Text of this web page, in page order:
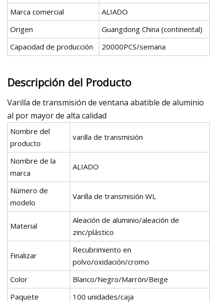
Marca comercial
ALIADO
Origen
Guangdong China (continental)
Capacidad de producción
20000PCS/semana
Descripción del Producto
Varilla de transmisión de ventana abatible de aluminio
al por mayor de alta calidad
Nombre del
producto
varilla de transmisión
Nombre de la
marca
ALIADO
Número de
modelo
Varilla de transmisión WL
Material
Aleación de aluminio/aleación de
zinc/plástico
Finalizar
Recubrimiento en
polvo/oxidación/cromo
Color
Blanco/Negro/Marrón/Beige
Paquete
100 unidades/caja